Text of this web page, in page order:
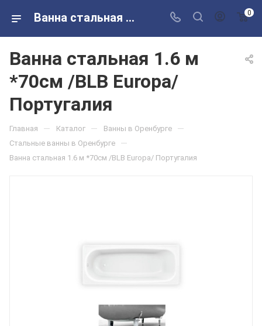
Ванна стальная 1.6 м *70см /BLB Europa/ Португалия в розничных магазинах Сантехторг 0
Ванна стальная 1.6 м
*70см /BLB Europa/
Португалия
Главная — Каталог — Ванны в Оренбурге —
Стальные ванны в Оренбурге —
Ванна стальная 1.6 м *70см /BLB Europa/ Португалия